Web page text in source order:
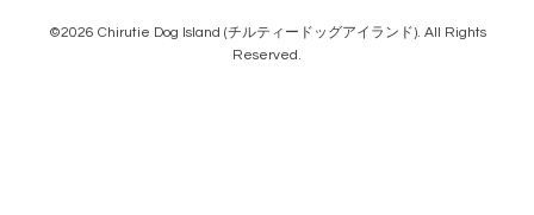
©2026 Chirutie Dog Island (チルティードッグアイランド). All Rights
Reserved.